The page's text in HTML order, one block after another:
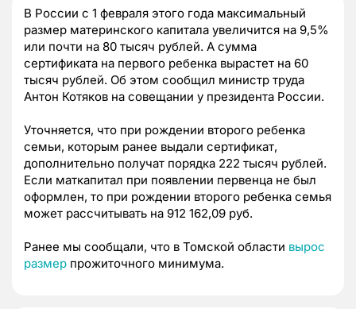
В России с 1 февраля этого года максимальный
размер материнского капитала увеличится на 9,5%
или почти на 80 тысяч рублей. А сумма
сертификата на первого ребенка вырастет на 60
тысяч рублей. Об этом сообщил министр труда
Антон Котяков на совещании у президента России.
Уточняется, что при рождении второго ребенка
семьи, которым ранее выдали сертификат,
дополнительно получат порядка 222 тысяч рублей.
Если маткапитал при появлении первенца не был
оформлен, то при рождении второго ребенка семья
может рассчитывать на 912 162,09 руб.
Ранее мы сообщали, что в Томской области вырос
размер прожиточного минимума.